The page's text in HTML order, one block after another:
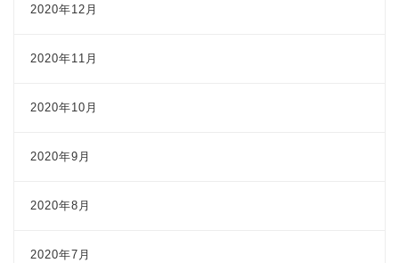
2020年12月
2020年11月
2020年10月
2020年9月
2020年8月
2020年7月